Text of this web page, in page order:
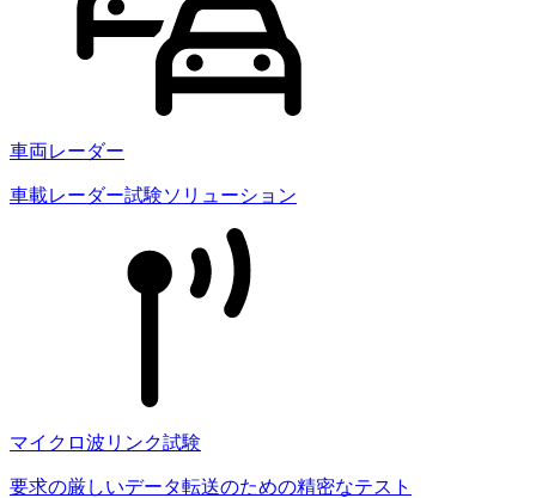
車両レーダー
車載レーダー試験ソリューション
マイクロ波リンク試験
要求の厳しいデータ転送のための精密なテスト